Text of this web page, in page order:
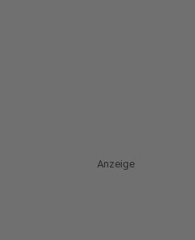
Anzeige